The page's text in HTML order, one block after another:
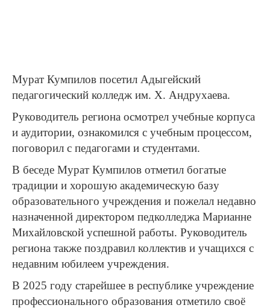
Мурат Кумпилов посетил Адыгейский
педагогический колледж им. Х. Андрухаева.
Руководитель региона осмотрел учебные корпуса
и аудитории, ознакомился с учебным процессом,
поговорил с педагогами и студентами.
В беседе Мурат Кумпилов отметил богатые
традиции и хорошую академическую базу
образовательного учреждения и пожелал недавно
назначенной директором педколледжа Марианне
Михайловской успешной работы. Руководитель
региона также поздравил коллектив и учащихся с
недавним юбилеем учреждения.
В 2025 году старейшее в республике учреждение
профессионального образования отметило своё